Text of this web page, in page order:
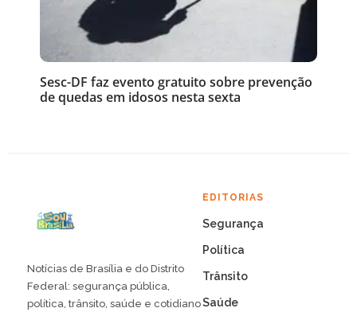
Sesc-DF faz evento gratuito sobre prevenção
de quedas em idosos nesta sexta
Notícias de Brasília e do Distrito
Federal: segurança pública,
política, trânsito, saúde e cotidiano
EDITORIAS
Segurança
Política
Trânsito
Saúde